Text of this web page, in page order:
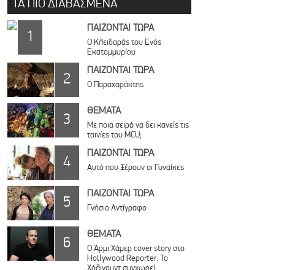
ΤΑ ΠΙΟ ΔΙΑΒΑΣΜΕΝΑ
1 ΠΑΙΖΟΝΤΑΙ ΤΩΡΑ
Ο Κλειδαράς του Ενός
Εκατομμυρίου
2 ΠΑΙΖΟΝΤΑΙ ΤΩΡΑ
Ο Παραχαράκτης
3 ΘΕΜΑΤΑ
Με ποια σειρά να δει κανείς τις
ταινίες του MCU;
4 ΠΑΙΖΟΝΤΑΙ ΤΩΡΑ
Αυτό που Ξέρουν οι Γυναίκες
5 ΠΑΙΖΟΝΤΑΙ ΤΩΡΑ
Γνήσιο Αντίγραφο
6 ΘΕΜΑΤΑ
Ο Άρμι Χάμερ cover story στο
Hollywood Reporter: Το
Χόλιγουντ συγχωρεί;